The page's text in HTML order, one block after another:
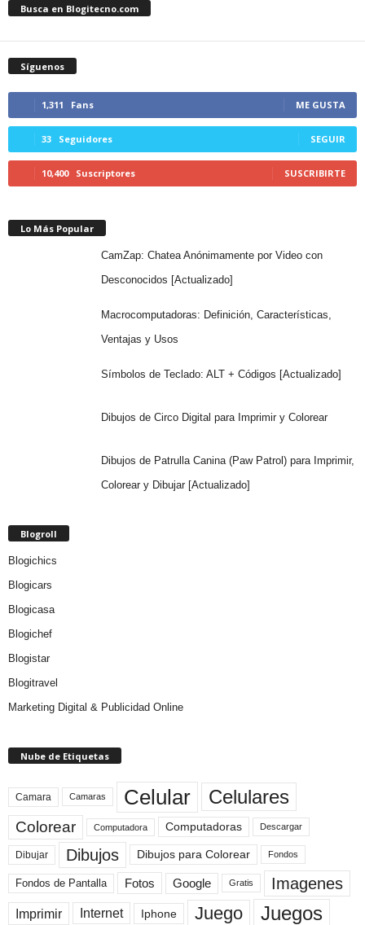
Busca en Blogitecno.com
Síguenos
1,311 Fans ME GUSTA
33 Seguidores SEGUIR
10,400 Suscriptores SUSCRIBIRTE
Lo Más Popular
CamZap: Chatea Anónimamente por Video con
Desconocidos [Actualizado]
Macrocomputadoras: Definición, Características,
Ventajas y Usos
Símbolos de Teclado: ALT + Códigos [Actualizado]
Dibujos de Circo Digital para Imprimir y Colorear
Dibujos de Patrulla Canina (Paw Patrol) para Imprimir,
Colorear y Dibujar [Actualizado]
Blogroll
Blogichics
Blogicars
Blogicasa
Blogichef
Blogistar
Blogitravel
Marketing Digital & Publicidad Online
Nube de Etiquetas
Camara Camaras Celular Celulares
Colorear Computadora Computadoras Descargar
Dibujar Dibujos Dibujos para Colorear Fondos
Fondos de Pantalla Fotos Google Gratis Imagenes
Imprimir Internet Iphone Juego Juegos